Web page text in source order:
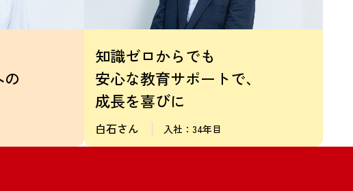
知識ゼロからでも
安心な教育サポートで、
成長を喜びに
白石さん 入社：34年目